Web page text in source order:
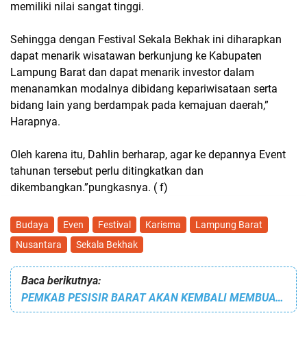
memiliki nilai sangat tinggi.
Sehingga dengan Festival Sekala Bekhak ini diharapkan
dapat menarik wisatawan berkunjung ke Kabupaten
Lampung Barat dan dapat menarik investor dalam
menanamkan modalnya dibidang kepariwisataan serta
bidang lain yang berdampak pada kemajuan daerah,”
Harapnya.
Oleh karena itu, Dahlin berharap, agar ke depannya Event
tahunan tersebut perlu ditingkatkan dan
dikembangkan.”pungkasnya. ( f)
Budaya Even Festival Karisma
Lampung Barat
Nusantara
Sekala Bekhak
Baca berikutnya:
PEMKAB PESISIR BARAT AKAN KEMBALI MEMBUAT REKOR MURI DENGAN MENGUSUNG ADAT DAN BUDAYA DAERAH